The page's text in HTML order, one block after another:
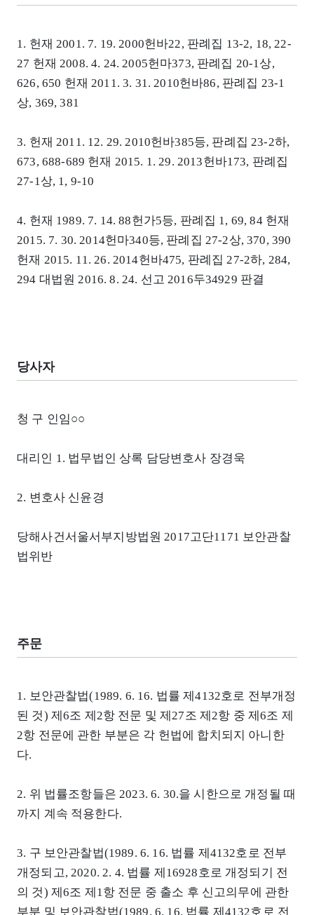
1. 헌재 2001. 7. 19. 2000헌바22, 판례집 13-2, 18, 22-
27 헌재 2008. 4. 24. 2005헌마373, 판례집 20-1상,
626, 650 헌재 2011. 3. 31. 2010헌바86, 판례집 23-1
상, 369, 381
3. 헌재 2011. 12. 29. 2010헌바385등, 판례집 23-2하,
673, 688-689 헌재 2015. 1. 29. 2013헌바173, 판례집
27-1상, 1, 9-10
4. 헌재 1989. 7. 14. 88헌가5등, 판례집 1, 69, 84 헌재
2015. 7. 30. 2014헌마340등, 판례집 27-2상, 370, 390
헌재 2015. 11. 26. 2014헌바475, 판례집 27-2하, 284,
294 대법원 2016. 8. 24. 선고 2016두34929 판결
당사자
청 구 인임○○
대리인 1. 법무법인 상록 담당변호사 장경욱
2. 변호사 신윤경
당해사건서울서부지방법원 2017고단1171 보안관찰
법위반
주문
1. 보안관찰법(1989. 6. 16. 법률 제4132호로 전부개정
된 것) 제6조 제2항 전문 및 제27조 제2항 중 제6조 제
2항 전문에 관한 부분은 각 헌법에 합치되지 아니한
다.
2. 위 법률조항들은 2023. 6. 30.을 시한으로 개정될 때
까지 계속 적용한다.
3. 구 보안관찰법(1989. 6. 16. 법률 제4132호로 전부
개정되고, 2020. 2. 4. 법률 제16928호로 개정되기 전
의 것) 제6조 제1항 전문 중 출소 후 신고의무에 관한
부분 및 보안관찰법(1989. 6. 16. 법률 제4132호로 전